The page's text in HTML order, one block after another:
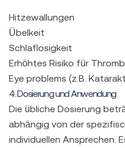
Hitzewallungen
Übelkeit
Schlaflosigkeit
Erhöhtes Risiko für
Eye problems (z.B.
4. Dosierung und Anwendung
Die übliche Dosierung
abhängig von der
individuellen Ansprechen.